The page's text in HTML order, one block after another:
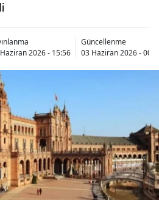
2026 - 15:56
Güncellenme
03 Haziran 2026 -